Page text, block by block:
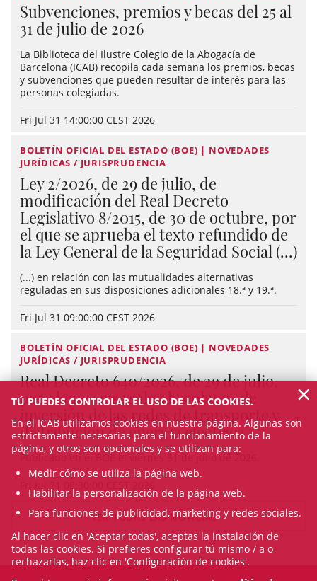
Subvenciones, premios y becas del 25 al
31 de julio de 2026
La Biblioteca del Ilustre Colegio de la Abogacía de
Barcelona (ICAB) recopila cada semana los premios, becas
y subvenciones que pueden resultar de interés para las
personas colegiadas.
Fri Jul 31 14:00:00 CEST 2026
BOLETÍN OFICIAL DEL ESTADO (BOE) | NOVEDADES
JURÍDICAS / JURISPRUDENCIA
Ley 2/2026, de 29 de julio, de
modificación del Real Decreto
Legislativo 8/2015, de 30 de octubre, por
el que se aprueba el texto refundido de
la Ley General de la Seguridad Social (...)
(...) en relación con las mutualidades alternativas
reguladas en sus disposiciones adicionales 18.ª y 19.ª.
Fri Jul 31 09:00:00 CEST 2026
BOLETÍN OFICIAL DEL ESTADO (BOE) | NOVEDADES
JURÍDICAS / JURISPRUDENCIA
Real Decreto 640/2026, de 29 de julio,
por el que se regulan los planes de
inversión de las redes de transporte y
distribución de energía eléctrica
Publicado en el BOE el viernes 31 de julio de 2026.
VER TODAS LAS NOTICIAS
TÚ PUEDES CONTROLAR EL USO DE LAS COOKIES.
En el ICAB utilizamos cookies en nuestra página. Algunas son
estrictamente necesarias para el funcionamiento de la
página, y otros son opcionales y se utilizan para:
Medir cómo se utiliza la página web.
Habilitar la personalización de la página web.
Para funciones de publicidad, marketing y redes sociales.
Al hacer clic en 'Aceptar todas', aceptas la instalación de
todas las cookies. Si prefieres configurar tú mismo / a o
rechazarlas, haz clic en 'Configuración de cookies'.
×